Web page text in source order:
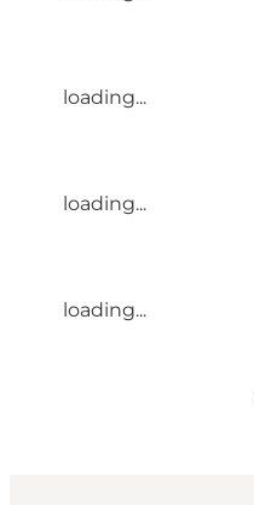
loading...
loading...
loading...